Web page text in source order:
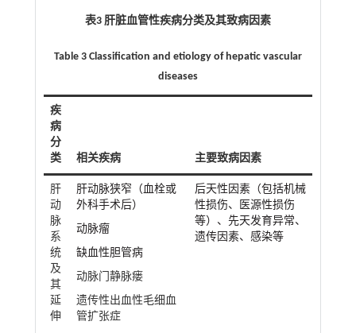
表3 肝脏血管性疾病分类及其致病因素
Table 3 Classification and etiology of hepatic vascular
diseases
疾
病
分
类
相关疾病 主要致病因素
肝
动
脉
系
统
及
其
延
伸
肝动脉狭窄（血栓或
外科手术后）
动脉瘤
缺血性胆管病
动脉门静脉瘘
遗传性出血性毛细血
管扩张症
后天性因素（包括机械
性损伤、医源性损伤
等）、先天发育异常、
遗传因素、感染等